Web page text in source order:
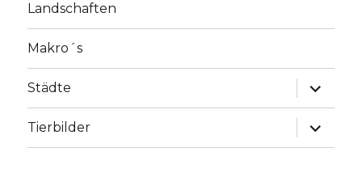
Landschaften
Makro´s
Städte
Tierbilder